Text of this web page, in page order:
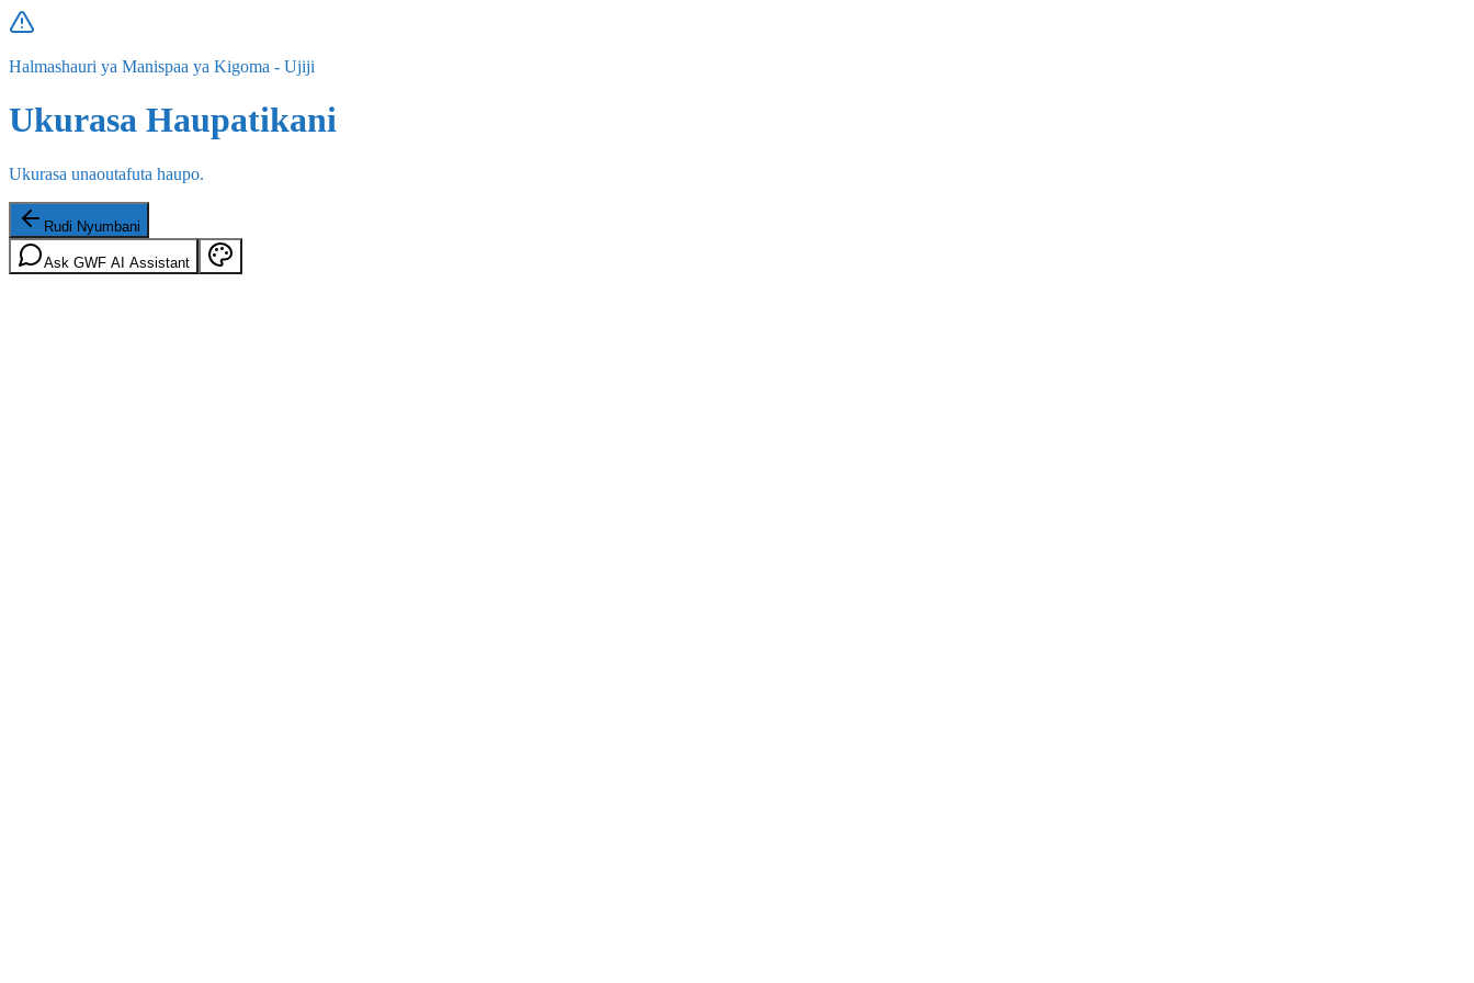
Halmashauri ya Manispaa ya Kigoma - Ujiji
Ukurasa Haupatikani
Ukurasa unaoutafuta haupo.
Rudi Nyumbani
Ask GWF AI Assistant